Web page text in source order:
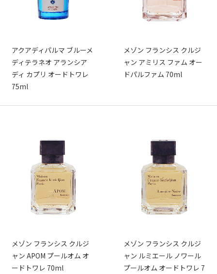
アクアディパルマ ブルーメ
ディテラネオ アランシア
ディ カプリ オードトワレ
75ml
メゾン フランシス クルジ
ャン アミリス ファム オー
ドパルファム 70ml
メゾン フランシス クルジ
ャン APOM プールオム オ
ードトワレ 70ml
メゾン フランシス クルジ
ャン ルミエール ノワール
プールオム オードトワレ 7